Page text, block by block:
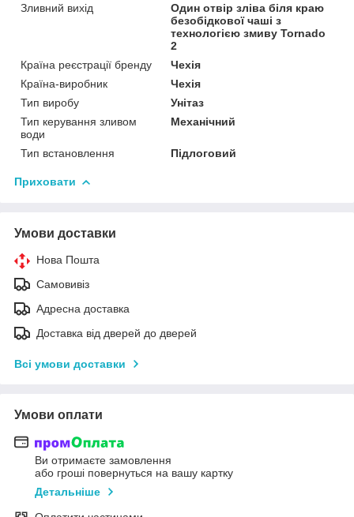
Зливний вихід
Один отвір зліва біля краю
безобідкової чаші з
технологією змиву Tornado
2
Країна реєстрації бренду
Чехія
Країна-виробник
Чехія
Тип виробу
Унітаз
Тип керування зливом
води
Механічний
Тип встановлення Підлоговий
Приховати
Умови доставки
Нова Пошта
Самовивіз
Адресна доставка
Доставка від дверей до дверей
Всі умови доставки
Умови оплати
Ви отримаєте замовлення
або гроші повернуться на вашу картку
Детальніше